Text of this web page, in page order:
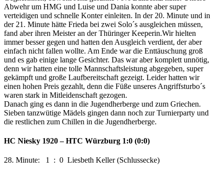
Abwehr um HMG und Luise und Dania konnte aber super
verteidigen und schnelle Konter einleiten. In der 20. Minute und in
der 21. Minute hätte Frieda bei zwei Solo´s ausgleichen müssen,
fand aber ihren Meister an der Thüringer Keeperin.Wir hielten
immer besser gegen und hatten den Ausgleich verdient, der aber
einfach nicht fallen wollte. Am Ende war die Enttäuschung groß
und es gab einige lange Gesichter. Das war aber komplett unnötig,
denn wir hatten eine tolle Mannschaftsleistung abgegeben, super
gekämpft und große Laufbereitschaft gezeigt. Leider hatten wir
einen hohen Preis gezahlt, denn die Füße unseres Angriffsturbo´s
waren stark in Mitleidenschaft gezogen.
Danach ging es dann in die Jugendherberge und zum Griechen.
Sieben tanzwütige Mädels gingen dann noch zur Turnierparty und
die restlichen zum Chillen in die Jugendherberge.
HC Niesky 1920 – HTC Würzburg 1:0 (0:0)
28. Minute: 1 : 0 Liesbeth Keller (Schlussecke)